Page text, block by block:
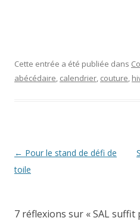
Cette entrée a été publiée dans
abécédaire, calendrier, couture,
Navigation
des
← Pour le stand de défi de
toile
7 réflexions sur «SAL suffit